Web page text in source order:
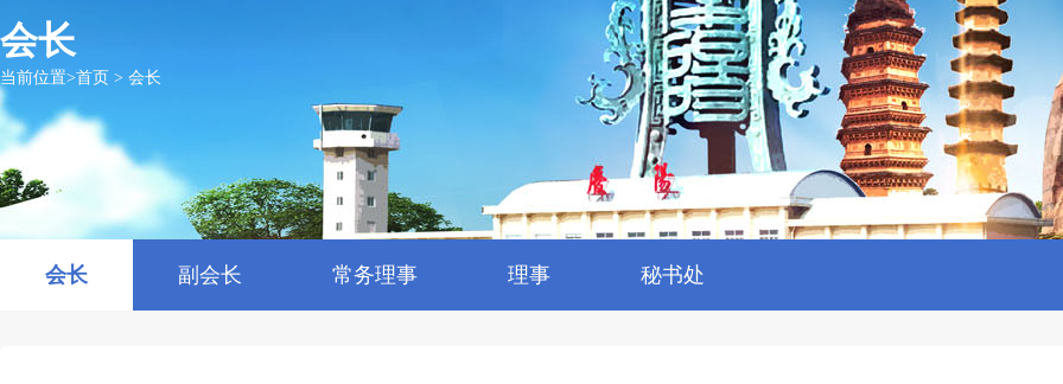
会长
当前位置>首页 > 会长
会长 副会长 常务理事 理事 秘书处